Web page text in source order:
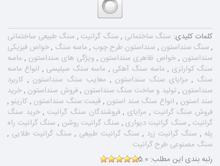
کلمات کلیدی: سنگ ساختمانی , سنگ گرانیت , سنگ طبیعی ساختمانی
, سنگ سنداستون , سنداستون طرح چوب , ماسه سنگ ,خواص فیزیکی
سنداستون , خواص ظاهری سنداستون , ویژگی های سنداستون , ماسه
سنگ کوارتزی , ماسه سنگ آهکی , ماسه سنگ سیلیسی , انواع ماسه
سنگ , مزایای سنگ سنداستون , معایب سنگ سنداستون , کاربرد
سنداستون ,تولید و ساخت سنگ سنداستون ,فروش سنداستون , خرید
سند استون , انواع سنگ سند استون , قیمت سنگ سنداستون , کارینو ,
فروش سنگ گرانیت , مزایای ,فروشندگان سنگ گرانیت ,خرید سنگ
گرانیت , سنگ گرانیت دیواری , سنگ گرانیت روشن , سنگ گرانیت راه
پله , سنگ گرانیت زرد , سنگ گرانیت طبیعی , سنگ گرانیت طلایی ,
سنگ مصنوعی طرح گرانیت
رتبه بندی این مطلب: 5.0